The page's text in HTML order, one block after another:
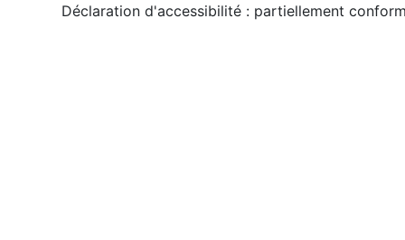
Déclaration d'accessibilité : partiellement